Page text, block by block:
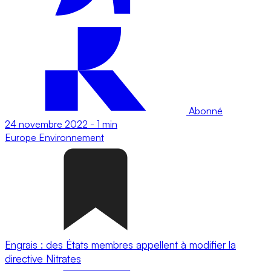
Abonné
24 novembre 2022 - 1 min
Europe Environnement
Engrais : des États membres appellent à modifier la
directive Nitrates